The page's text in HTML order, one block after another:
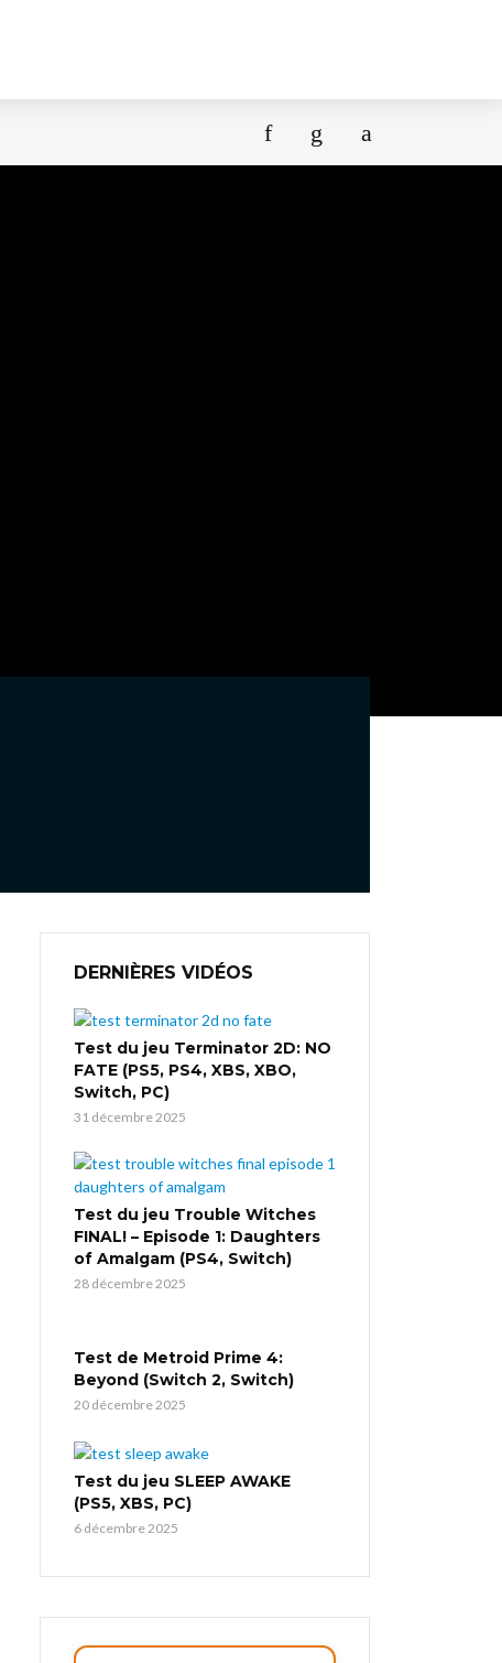
DERNIÈRES VIDÉOS
Test du jeu Terminator 2D: NO
FATE (PS5, PS4, XBS, XBO,
Switch, PC)
31 décembre 2025
Test du jeu Trouble Witches
FINAL! – Episode 1: Daughters
of Amalgam (PS4, Switch)
28 décembre 2025
Test de Metroid Prime 4:
Beyond (Switch 2, Switch)
20 décembre 2025
Test du jeu SLEEP AWAKE
(PS5, XBS, PC)
6 décembre 2025